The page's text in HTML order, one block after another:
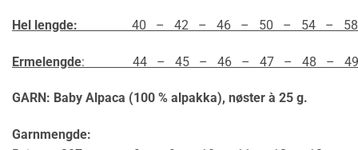
Hel lengde: 40 – 42 – 46 – 50 – 54 – 58
Ermelengde: 44 – 45 – 46 – 47 – 48 – 49
GARN: Baby Alpaca (100 % alpakka), nøster à 25 g.
Garnmengde: